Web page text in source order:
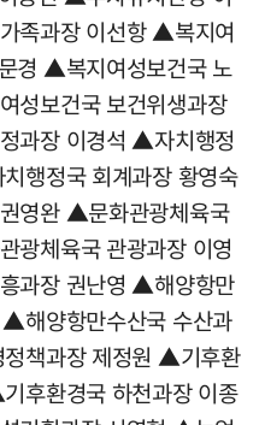
족과장 이선항 ▲복지여
경 ▲복지여성보건국 노
성보건국 보건위생과장
과장 이경석 ▲자치행정
행정국 회계과장 황영숙
영완 ▲문화관광체육국
광체육국 관광과장 이영
과장 권난영 ▲해양항만
해양항만수산국 수산과
책과장 제정원 ▲기후환
후환경국 하천과장 이종